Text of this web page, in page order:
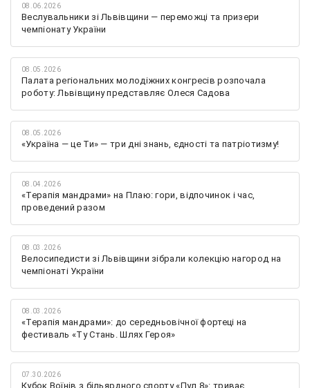
08.06.2026
Веслувальники зі Львівщини — переможці та призери
чемпіонату України
08.05.2026
Палата регіональних молодіжних конгресів розпочала
роботу: Львівщину представляє Олеся Садова
08.05.2026
«Україна — це Ти» — три дні знань, єдності та патріотизму!
08.04.2026
«Терапія мандрами» на Плаю: гори, відпочинок і час,
проведений разом
08.03.2026
Велосипедисти зі Львівщини зібрали колекцію нагород на
чемпіонаті України
08.03.2026
«Терапія мандрами»: до середньовічної фортеці на
фестиваль «Ту Стань. Шлях Героя»
07.30.2026
Кубок Воїнів з більярдного спорту «Пул 8»: триває